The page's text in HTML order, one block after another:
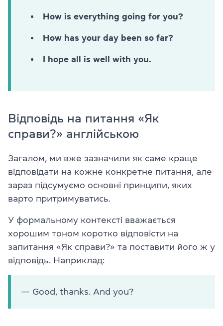
How is everything going for you?
How has your day been so far?
I hope all is well with you.
Відповідь на питання «Як
справи?» англійською
Загалом, ми вже зазначили як саме краще
відповідати на кожне конкретне питання, але
зараз підсумуємо основні принципи, яких
варто притримуватись.
У формальному контексті вважається
хорошим тоном коротко відповісти на
запитання «Як справи?» та поставити його ж у
відповідь. Наприклад:
— Good, thanks. And you?